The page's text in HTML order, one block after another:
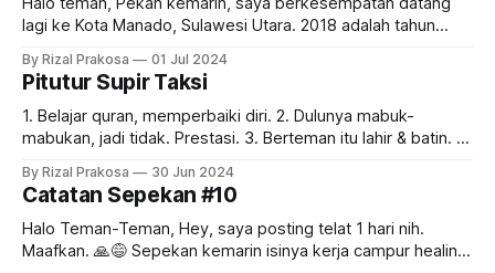
lagi ke Kota Manado, Sulawesi Utara. 2018 adalah tahun
Hari pertama saya diajak naik ke arah Tomohon dan
menikmati keindahan Danau Linow. Wisata dingin-dingin lagi
seperti yang kita bahas di edisi sebelumnya.
By Rizal Prakosa 01 Jul 2024
Pitutur Supir Taksi
1. Belajar quran, memperbaiki diri. 2. Dulunya mabuk-
mabukan, jadi tidak. Prestasi. 3. Berteman itu lahir & batin. 4.
semua anak & menantunya. 6. Hidup itu dijalani & disyukuri.
7. Baru punya rumah di umur hampir 50 tahun. Tetap
disyukuri.
By Rizal Prakosa 30 Jun 2024
Catatan Sepekan #10
Halo Teman-Teman, Hey, saya posting telat 1 hari nih.
Maafkan. 🙏😅 Sepekan kemarin isinya kerja campur healing.